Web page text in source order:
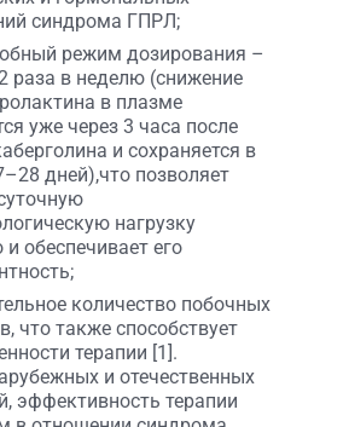
синдрома ГПРЛ;
режим дозирования –
раза в неделю (снижение
в плазме
уже через 3 часа после
и сохраняется в
дней),что позволяет
нагрузку
и обеспечивает его
количество побочных
что также способствует
терапии [1].
и отечественных
эффективность терапии